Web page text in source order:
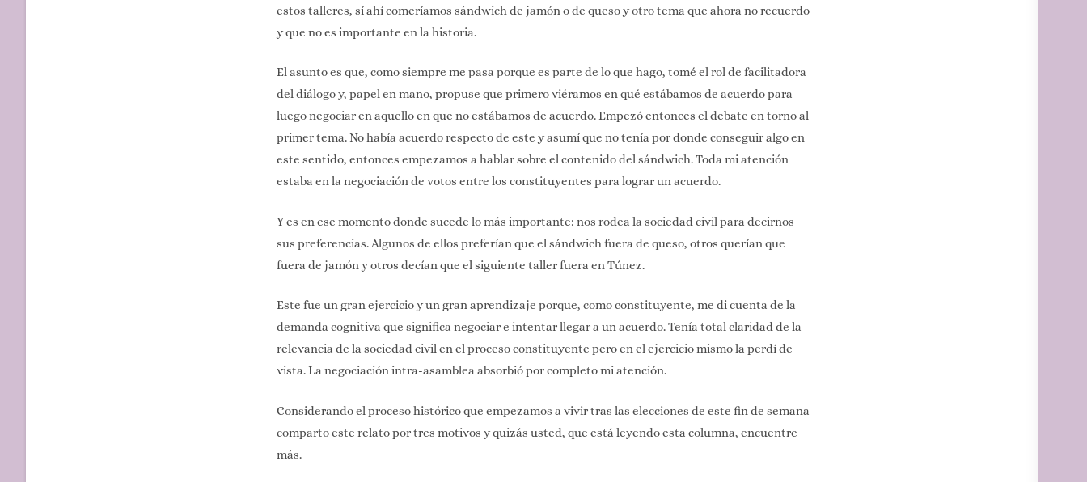
estos talleres, sí ahí comeríamos sándwich de jamón o de queso y otro tema que ahora no recuerdo
y que no es importante en la historia.
El asunto es que, como siempre me pasa porque es parte de lo que hago, tomé el rol de facilitadora
del diálogo y, papel en mano, propuse que primero viéramos en qué estábamos de acuerdo para
luego negociar en aquello en que no estábamos de acuerdo. Empezó entonces el debate en torno al
primer tema. No había acuerdo respecto de este y asumí que no tenía por donde conseguir algo en
este sentido, entonces empezamos a hablar sobre el contenido del sándwich. Toda mi atención
estaba en la negociación de votos entre los constituyentes para lograr un acuerdo.
Y es en ese momento donde sucede lo más importante: nos rodea la sociedad civil para decirnos
sus preferencias. Algunos de ellos preferían que el sándwich fuera de queso, otros querían que
fuera de jamón y otros decían que el siguiente taller fuera en Túnez.
Este fue un gran ejercicio y un gran aprendizaje porque, como constituyente, me di cuenta de la
demanda cognitiva que significa negociar e intentar llegar a un acuerdo. Tenía total claridad de la
relevancia de la sociedad civil en el proceso constituyente pero en el ejercicio mismo la perdí de
vista. La negociación intra-asamblea absorbió por completo mi atención.
Considerando el proceso histórico que empezamos a vivir tras las elecciones de este fin de semana
comparto este relato por tres motivos y quizás usted, que está leyendo esta columna, encuentre
más.